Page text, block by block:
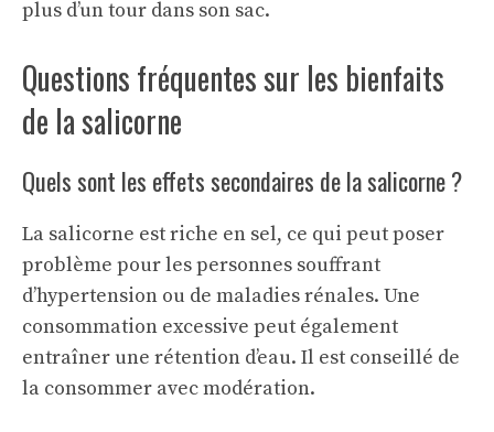
plus d’un tour dans son sac.
Questions fréquentes sur les bienfaits
de la salicorne
Quels sont les effets secondaires de la salicorne ?
La salicorne est riche en sel, ce qui peut poser
problème pour les personnes souffrant
d’hypertension ou de maladies rénales. Une
consommation excessive peut également
entraîner une rétention d’eau. Il est conseillé de
la consommer avec modération.